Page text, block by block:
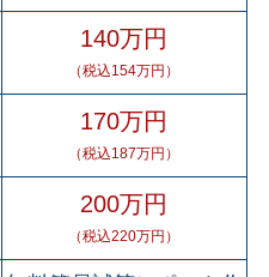
140万円
（税込154万円）
170万円
（税込187万円）
200万円
（税込220万円）